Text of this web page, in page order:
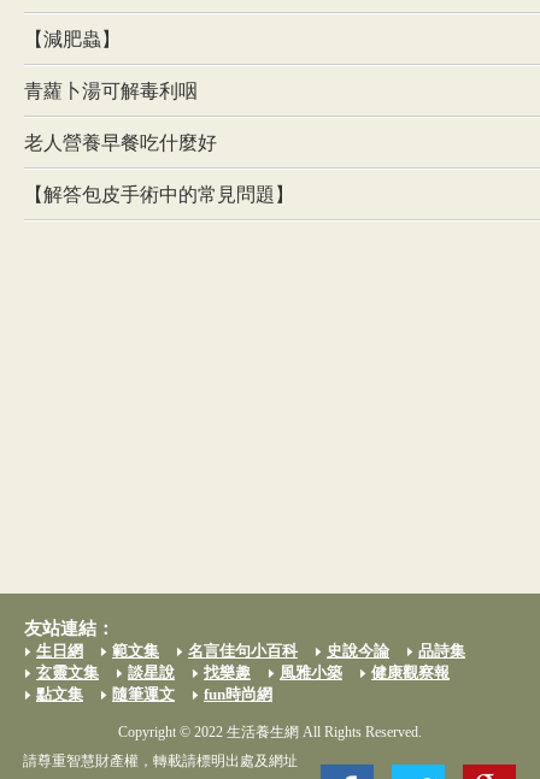
【減肥蟲】
青蘿卜湯可解毒利咽
老人營養早餐吃什麼好
【解答包皮手術中的常見問題】
友站連結：
生日網 範文集 名言佳句小百科 史說今論
品詩集
玄靈文集
談星說 找樂趣 風雅小築
健康觀察報
點文集
隨筆運文 fun時尚網
Copyright © 2022 生活養生網 All Rights Reserved.
請尊重智慧財產權，轉載請標明出處及網址